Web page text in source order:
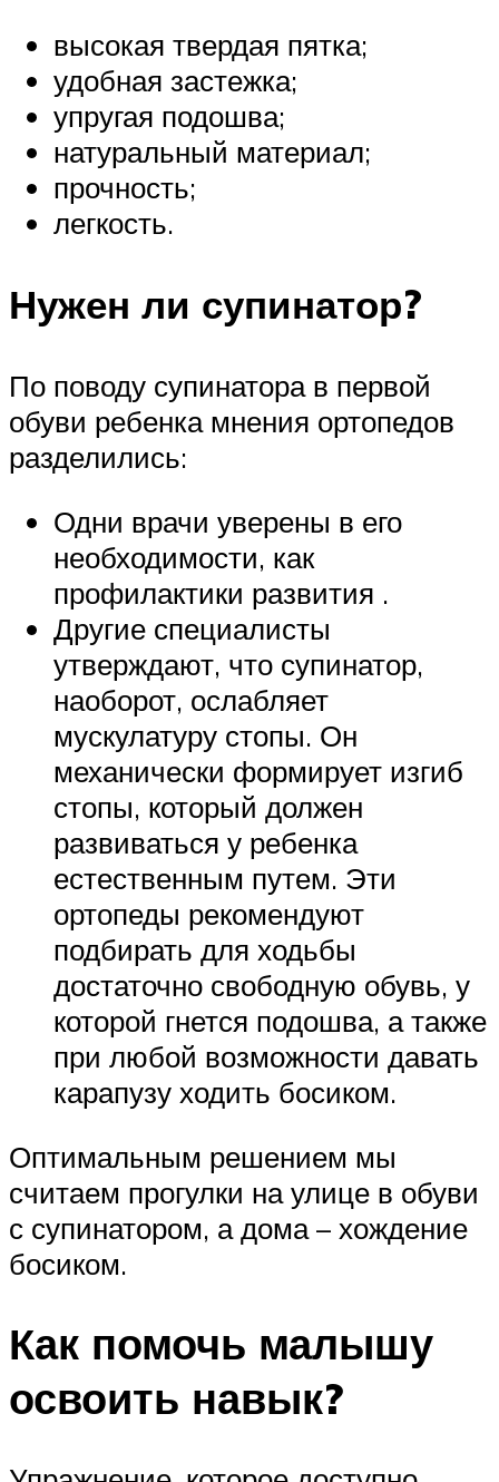
высокая твердая пятка;
удобная застежка;
упругая подошва;
натуральный материал;
прочность;
легкость.
Нужен ли супинатор?
По поводу супинатора в первой
обуви ребенка мнения ортопедов
разделились:
Одни врачи уверены в его
необходимости, как
профилактики развития .
Другие специалисты
утверждают, что супинатор,
наоборот, ослабляет
мускулатуру стопы. Он
механически формирует изгиб
стопы, который должен
развиваться у ребенка
естественным путем. Эти
ортопеды рекомендуют
подбирать для ходьбы
достаточно свободную обувь, у
которой гнется подошва, а также
при любой возможности давать
карапузу ходить босиком.
Оптимальным решением мы
считаем прогулки на улице в обуви
с супинатором, а дома – хождение
босиком.
Как помочь малышу
освоить навык?